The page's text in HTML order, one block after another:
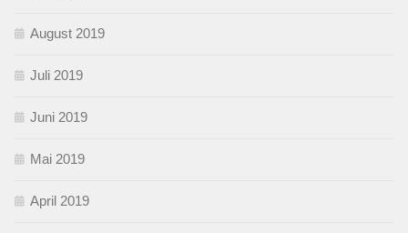
August 2019
Juli 2019
Juni 2019
Mai 2019
April 2019